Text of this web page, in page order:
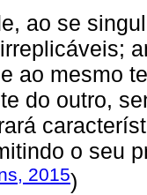
ao se
ao mesmo
do outro,
o seu
2015)